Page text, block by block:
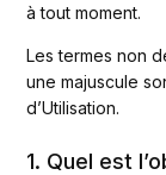
à tout moment.
Les termes non
une majuscule
d’Utilisation.
1. Quel est